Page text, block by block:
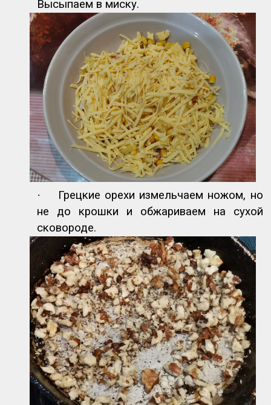
Высыпаем в миску.
·
Грецкие орехи измельчаем ножом, но
не до крошки и обжариваем на сухой
сковороде.